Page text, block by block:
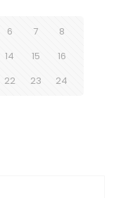
6 7
8
14 15
16
22 23 24